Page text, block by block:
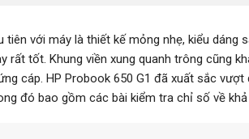
tiên với máy là thiết kế mỏng nhẹ, kiểu
rất tốt. Khung viền xung quanh trông cũng
cáp. HP Probook 650 G1 đã xuất sắc
đó bao gồm các bài kiểm tra chỉ số về